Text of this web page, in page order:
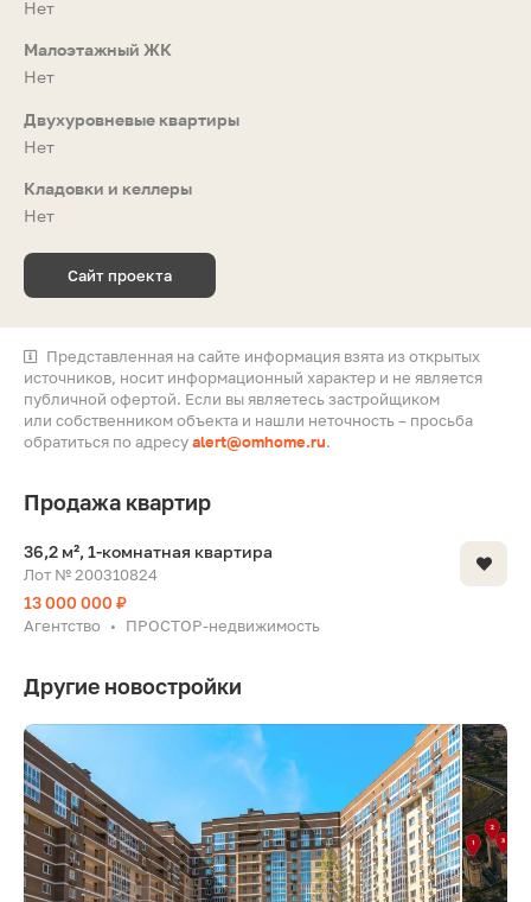
Нет
Малоэтажный ЖК
Нет
Двухуровневые квартиры
Нет
Кладовки и келлеры
Нет
Сайт проекта
Представленная на сайте информация взята из открытых
источников, носит информационный характер и не является
публичной офертой. Если вы являетесь застройщиком
или собственником объекта и нашли неточность – просьба
обратиться по адресуalert@omhome.ru.
Продажа квартир
36,2 м², 1-комнатная квартира
Лот № 200310824
13 000 000 ₽
Агентство • ПРОСТОР-недвижимость
Другие новостройки